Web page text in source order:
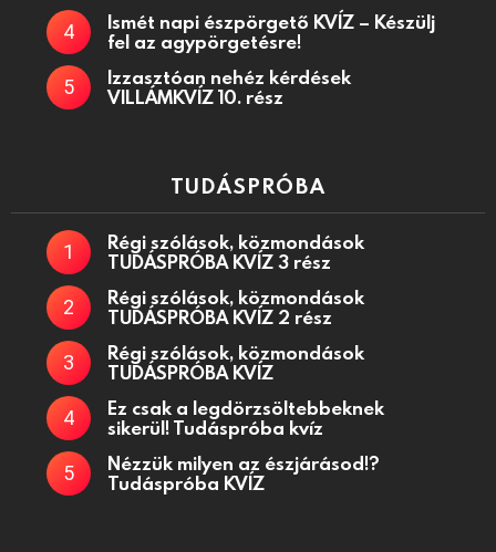
Ismét napi észpörgető KVÍZ – Készülj
fel az agypörgetésre!
Izzasztóan nehéz kérdések
VILLÁMKVÍZ 10. rész
TUDÁSPRÓBA
Régi szólások, közmondások
TUDÁSPRÓBA KVÍZ 3 rész
Régi szólások, közmondások
TUDÁSPRÓBA KVÍZ 2 rész
Régi szólások, közmondások
TUDÁSPRÓBA KVÍZ
Ez csak a legdörzsöltebbeknek
sikerül! Tudáspróba kvíz
Nézzük milyen az észjárásod!?
Tudáspróba KVÍZ